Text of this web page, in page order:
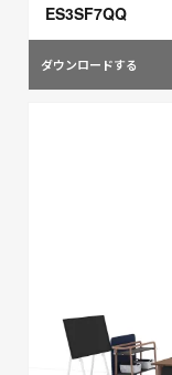
ES3SF7QQ
ダウンロードする